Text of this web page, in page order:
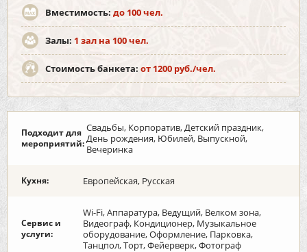
Вместимость: до 100 чел.
Залы: 1 зал на 100 чел.
Стоимость банкета: от 1200 руб./чел.
Подходит для
мероприятий:
Свадьбы, Корпоратив, Детский праздник,
День рождения, Юбилей, Выпускной,
Вечеринка
Кухня: Европейская, Русская
Сервис и
услуги:
Wi-Fi, Аппаратура, Ведущий, Велком зона,
Видеограф, Кондиционер, Музыкальное
оборудование, Оформление, Парковка,
Танцпол, Торт, Фейерверк, Фотограф